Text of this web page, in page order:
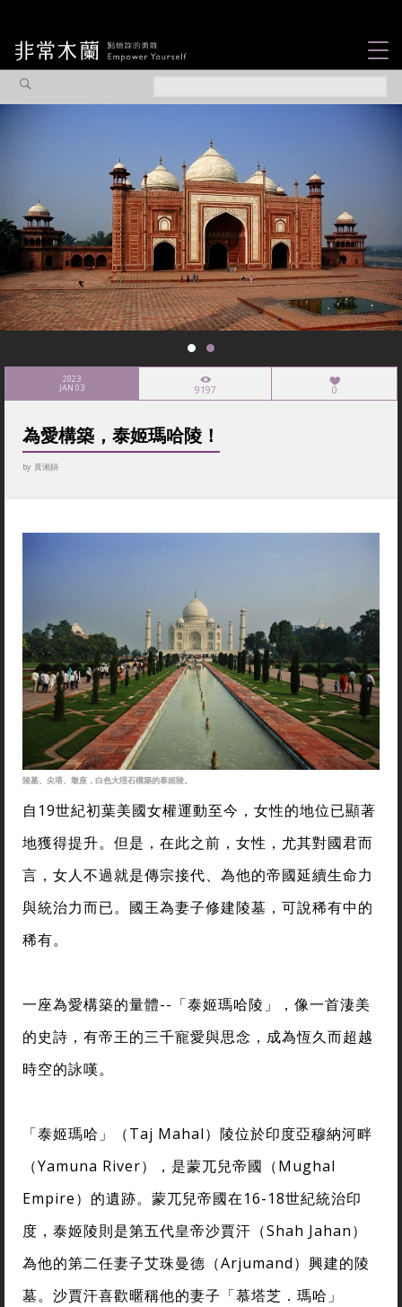
焦點企劃
社會企業
認識我們
2023
JAN 03 9197 0
為愛構築，泰姬瑪哈陵！
by 黃湘娟
陵墓、尖塔、墩座，白色大理石構築的泰姬陵。
自19世紀初葉美國女權運動至今，女性的地位已顯著
地獲得提升。但是，在此之前，女性，尤其對國君而
言，女人不過就是傳宗接代、為他的帝國延續生命力
與統治力而已。國王為妻子修建陵墓，可說稀有中的
稀有。
一座為愛構築的量體--「泰姬瑪哈陵」，像一首淒美
的史詩，有帝王的三千寵愛與思念，成為恆久而超越
時空的詠嘆。
「泰姬瑪哈」（Taj Mahal）陵位於印度亞穆納河畔
（Yamuna River），是蒙兀兒帝國（Mughal
Empire）的遺跡。蒙兀兒帝國在16-18世紀統治印
度，泰姬陵則是第五代皇帝沙賈汗（Shah Jahan）
為他的第二任妻子艾珠曼德（Arjumand）興建的陵
墓。沙賈汗喜歡暱稱他的妻子「慕塔芝．瑪哈」